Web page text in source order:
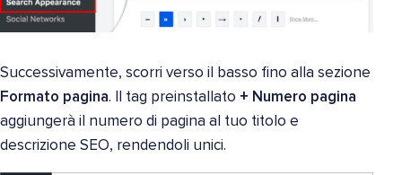
Successivamente, scorri verso il basso fino alla sezione
Formato pagina. Il tag preinstallato + Numero pagina
aggiungerà il numero di pagina al tuo titolo e
descrizione SEO, rendendoli unici.